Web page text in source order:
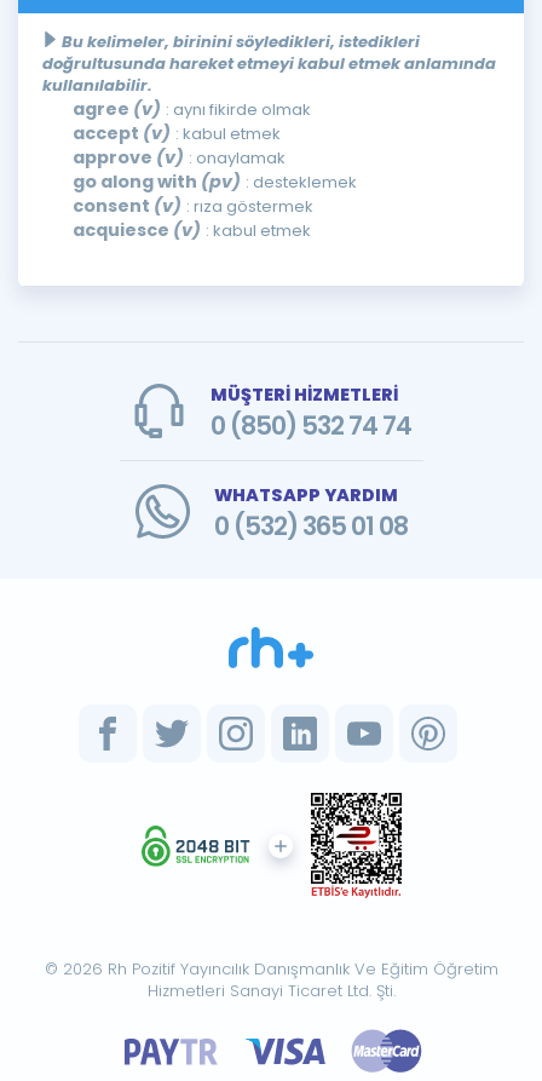
Bu kelimeler, birinini söyledikleri, istedikleri
doğrultusunda hareket etmeyi kabul etmek anlamında
kullanılabilir.
agree (v) : aynı fikirde olmak
accept (v) : kabul etmek
approve (v) : onaylamak
go along with (pv) : desteklemek
consent (v) : rıza göstermek
acquiesce (v) : kabul etmek
MÜŞTERİ HİZMETLERİ
0 (850) 532 74 74
WHATSAPP YARDIM
0 (532) 365 01 08
© 2026 Rh Pozitif Yayıncılık Danışmanlık Ve Eğitim Öğretim
Hizmetleri Sanayi Ticaret Ltd. Şti.